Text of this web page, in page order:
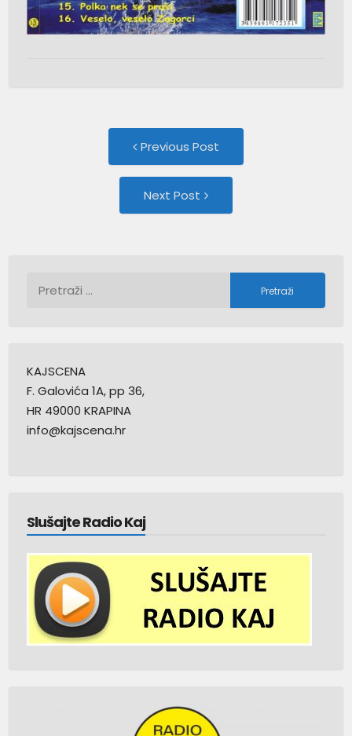
navigation
Previous Post
Next Post
KAJSCENA
F. Galovića 1A, pp 36,
HR 49000 KRAPINA
info@kajscena.hr
Slušajte Radio Kaj